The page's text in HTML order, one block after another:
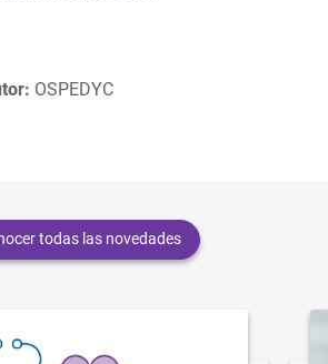
OSPEDYC
todas las novedades